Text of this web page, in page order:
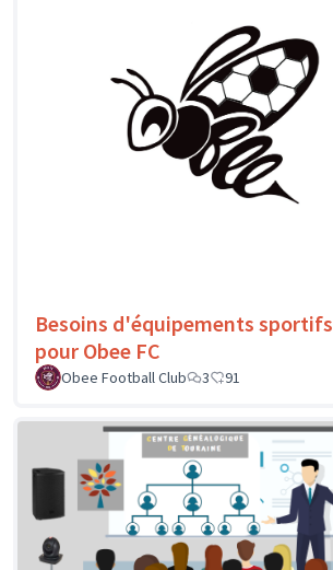
Besoins d'équipements sportifs
pour Obee FC
Obee Football Club
3 91